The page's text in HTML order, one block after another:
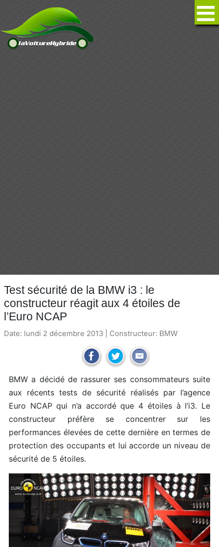
Test sécurité de la BMW i3 : le
constructeur réagit aux 4 étoiles de
l’Euro NCAP
Date: lundi 2 décembre 2013 | Constructeur: BMW
BMW a décidé de rassurer ses consommateurs suite
aux récents tests de sécurité réalisés par l’agence
Euro NCAP qui n’a accordé que 4 étoiles à l’i3. Le
constructeur préfère se concentrer sur les
performances élevées de cette dernière en termes de
protection des occupants et lui accorde un niveau de
sécurité de 5 étoiles.